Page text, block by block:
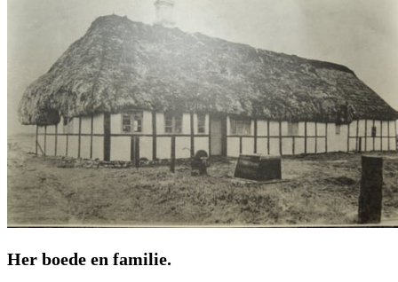
Her boede en familie.